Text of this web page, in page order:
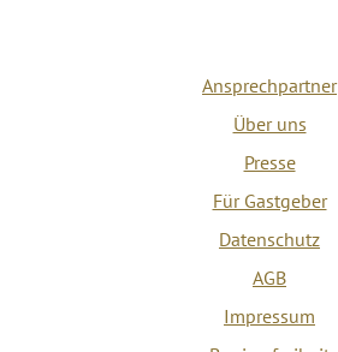
Ansprechpartner
Über uns
Presse
Für Gastgeber
Datenschutz
AGB
Impressum